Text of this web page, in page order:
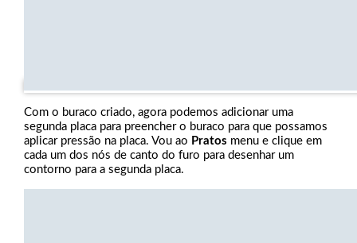
Com o buraco criado, agora podemos adicionar uma
segunda placa para preencher o buraco para que possamos
aplicar pressão na placa. Vou ao Pratos menu e clique em
cada um dos nós de canto do furo para desenhar um
contorno para a segunda placa.